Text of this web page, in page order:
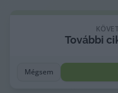
További
Mégsem